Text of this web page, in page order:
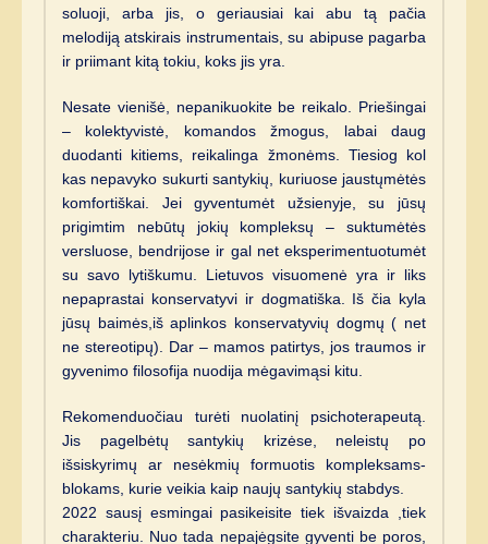
soluoji, arba jis, o geriausiai kai abu tą pačia
melodiją atskirais instrumentais, su abipuse pagarba
ir priimant kitą tokiu, koks jis yra.
Nesate vienišė, nepanikuokite be reikalo. Priešingai
– kolektyvistė, komandos žmogus, labai daug
duodanti kitiems, reikalinga žmonėms. Tiesiog kol
kas nepavyko sukurti santykių, kuriuose jaustųmėtės
komfortiškai. Jei gyventumėt užsienyje, su jūsų
prigimtim nebūtų jokių kompleksų – suktumėtės
versluose, bendrijose ir gal net eksperimentuotumėt
su savo lytiškumu. Lietuvos visuomenė yra ir liks
nepaprastai konservatyvi ir dogmatiška. Iš čia kyla
jūsų baimės,iš aplinkos konservatyvių dogmų ( net
ne stereotipų). Dar – mamos patirtys, jos traumos ir
gyvenimo filosofija nuodija mėgavimąsi kitu.
Rekomenduočiau turėti nuolatinį psichoterapeutą.
Jis pagelbėtų santykių krizėse, neleistų po
išsiskyrimų ar nesėkmių formuotis kompleksams-
blokams, kurie veikia kaip naujų santykių stabdys.
2022 sausį esmingai pasikeisite tiek išvaizda ,tiek
charakteriu. Nuo tada nepajėgsite gyventi be poros,